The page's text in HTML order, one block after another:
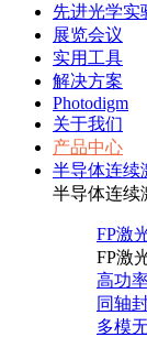
先进光学实
展览会议
实用工具
解决方案
Photodigm
关于我们
产品中心
半导体连续
半导体连续
FP激
FP激
高功
同轴
多模